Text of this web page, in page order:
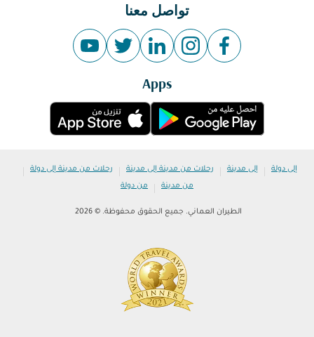
تواصل معنا
Apps
إلى دولة | إلى مدينة | رحلات من مدينة إلى مدينة | رحلات من مدينة إلى دولة |
من مدينة | من دولة
الطيران العماني. جميع الحقوق محفوظة. © 2026